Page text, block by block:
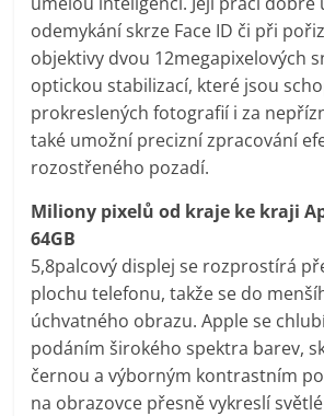
Nejlepší
elektronika
porovnání
Elektro
OK,
recenze,
pračky,
televize,
notebooky,
mobilní
telefony,
kávovary,
bazény
odemykání skrze Face ID či při
objektivy dvou 12megapixelových
optickou stabilizací, které jsou
prokreslených fotografií i za
také umožní precizní zpracování
rozostřeného pozadí.
Miliony pixelů od kraje ke kraji
64GB
5,8palcový displej se rozprostírá
plochu telefonu, takže se do
úchvatného obrazu. Apple se
podáním širokého spektra barev,
černou a výborným kontrastním
na obrazovce přesně vykreslí